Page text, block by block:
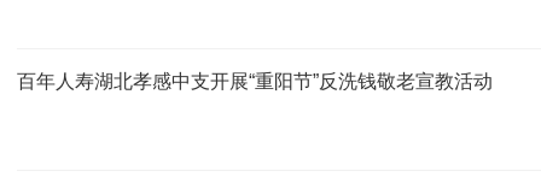
百年人寿湖北孝感中支开展“重阳节”反洗钱敬老宣教活动